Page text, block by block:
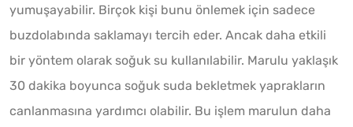
yumuşayabilir. Birçok kişi bunu önlemek için sadece
buzdolabında saklamayı tercih eder. Ancak daha etkili
bir yöntem olarak soğuk su kullanılabilir. Marulu yaklaşık
30 dakika boyunca soğuk suda bekletmek yaprakların
canlanmasına yardımcı olabilir. Bu işlem marulun daha